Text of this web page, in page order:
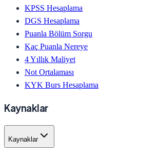
KPSS Hesaplama
DGS Hesaplama
Puanla Bölüm Sorgu
Kaç Puanla Nereye
4 Yıllık Maliyet
Not Ortalaması
KYK Burs Hesaplama
Kaynaklar
Kaynaklar